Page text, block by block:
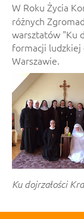
W Roku Życia
różnych
warsztatów "Ku
formacji ludzkiej
Warszawie.
Ku dojrzałości